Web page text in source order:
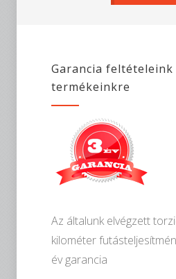
Garancia feltételeink
termékeinkre
Az általunk elvégzett
kilométer
év garancia